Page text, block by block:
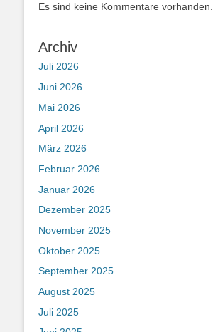
Es sind keine Kommentare vorhanden.
Archiv
Juli 2026
Juni 2026
Mai 2026
April 2026
März 2026
Februar 2026
Januar 2026
Dezember 2025
November 2025
Oktober 2025
September 2025
August 2025
Juli 2025